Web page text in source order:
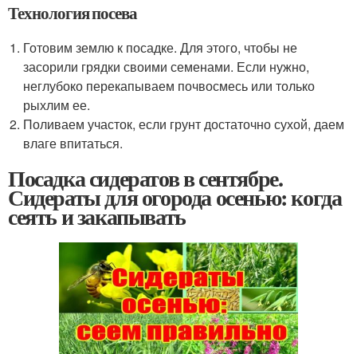
Технология посева
Готовим землю к посадке. Для этого, чтобы не
засорили грядки своими семенами. Если нужно,
неглубоко перекапываем почвосмесь или только
рыхлим ее.
Поливаем участок, если грунт достаточно сухой, даем
влаге впитаться.
Посадка сидератов в сентябре.
Сидераты для огорода осенью: когда
сеять и закапывать